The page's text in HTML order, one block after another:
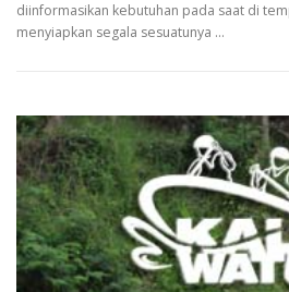
diinformasikan kebutuhan pada saat di
menyiapkan segala sesuatunya …